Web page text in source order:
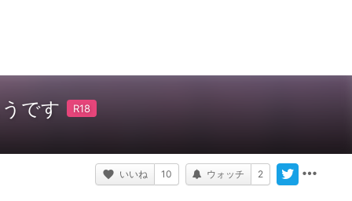
です
いいね 10 ウォッチ 2